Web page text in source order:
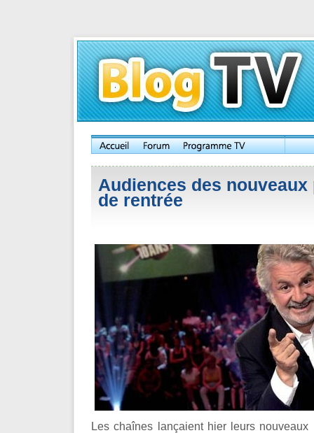
Audiences des
de rentrée
Les chaînes lançaient hier leurs nouveaux